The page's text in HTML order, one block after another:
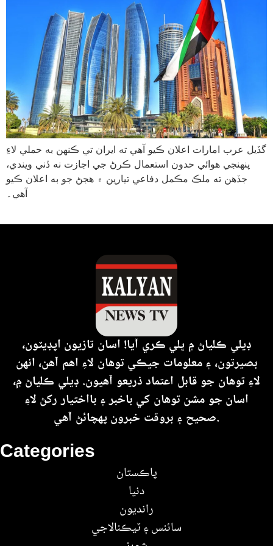
گڏيل عرب امارات اعلان ڪيو آهي ته ايران تي ڪنهن به حملي لاءِ
پنهنجي هوائي حدون استعمال ڪرڻ جي اجازت نه ڏني ويندي،
جڏهن ته ملڪ مڪمل دفاعي تيارين ۾ هجڻ جو به اعلان ڪيو
آهي۔
Categories
پاڪستان
دنيا
رانديون
سائنس ۽ ٽيڪنالاجي
ڊيلي ڪلياڻ ۾ ڀلي ڪري آيا! اسان تازيون اپڊيٽون،
بصيرتون، ۽ معلومات جيڪي توهان لاءِ اهم آهن، انهن
لاءِ توهان جو قابل اعتماد ذريعو آهيون. ڊيلي ڪلياڻ ۾،
اسان جو مشن توهان کي باخبر ۽ بااختيار رکڻ لاءِ
صحيح ۽ بروقت خبرون پهچائڻ آهي.